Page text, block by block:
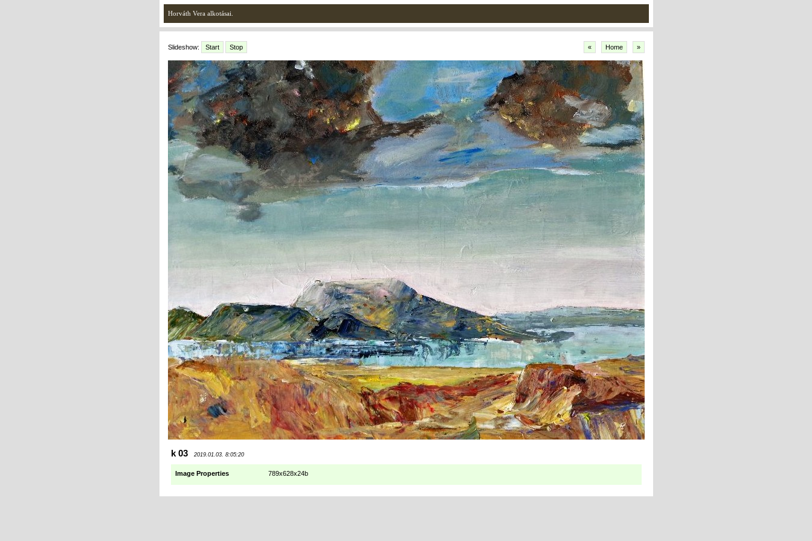
Horváth Vera alkotásai.
Slideshow: Start Stop « Home »
k 03 2019.01.03. 8:05:20
Image Properties 789x628x24b